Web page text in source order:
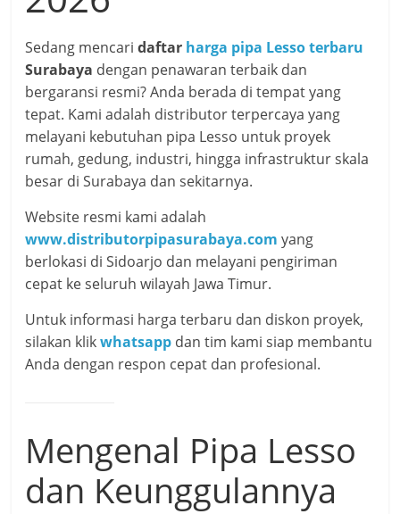
Sedang mencaridaftar harga pipa Lesso terbaru
Surabaya dengan penawaran terbaik dan
bergaransi resmi? Anda berada di tempat yang
tepat. Kami adalah distributor terpercaya yang
melayani kebutuhan pipa Lesso untuk proyek
rumah, gedung, industri, hingga infrastruktur skala
besar di Surabaya dan sekitarnya.
Website resmi kami adalah
www.distributorpipasurabaya.com yang
berlokasi di Sidoarjo dan melayani pengiriman
cepat ke seluruh wilayah Jawa Timur.
Untuk informasi harga terbaru dan diskon proyek,
silakan klikwhatsapp dan tim kami siap membantu
Anda dengan respon cepat dan profesional.
Mengenal Pipa Lesso
dan Keunggulannya